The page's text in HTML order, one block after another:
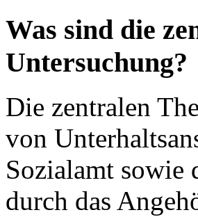
Was sind die
Untersuchung?
Die zentralen
von
Sozialamt sowie
durch das